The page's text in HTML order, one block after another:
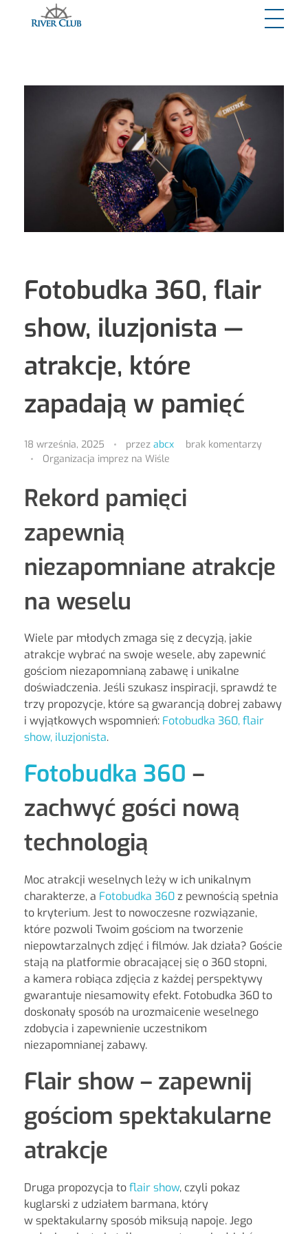
Fotobudka 360, flair
show, iluzjonista —
atrakcje, które
zapadają w pamięć
18 września, 2025 przez abcx
brak komentarzy
Organizacja imprez na Wiśle
Rekord pamięci
zapewnią
niezapomniane atrakcje
na weselu
Wiele par młodych zmaga się z decyzją, jakie
atrakcje wybrać na swoje wesele, aby zapewnić
gościom niezapomnianą zabawę i unikalne
doświadczenia. Jeśli szukasz inspiracji, sprawdź te
trzy propozycje, które są gwarancją dobrej zabawy
i wyjątkowych wspomnień: Fotobudka 360, flair
show, iluzjonista.
Fotobudka 360 –
zachwyć gości nową
technologią
Moc atrakcji weselnych leży w ich unikalnym
charakterze, a Fotobudka 360z pewnością spełnia
to kryterium. Jest to nowoczesne rozwiązanie,
które pozwoli Twoim gościom na tworzenie
niepowtarzalnych zdjęć i filmów. Jak działa? Goście
stają na platformie obracającej się o 360 stopni,
a kamera robiąca zdjęcia z każdej perspektywy
gwarantuje niesamowity efekt. Fotobudka 360 to
doskonały sposób na urozmaicenie weselnego
zdobycia i zapewnienie uczestnikom
niezapomnianej zabawy.
Flair show – zapewnij
gościom spektakularne
atrakcje
Druga propozycja toflair show, czyli pokaz
kuglarski z udziałem barmana, który
w spektakularny sposób miksują napoje. Jego